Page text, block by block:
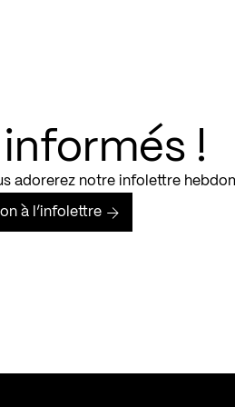
informés !
adorerez notre infolettre
à l’infolettre